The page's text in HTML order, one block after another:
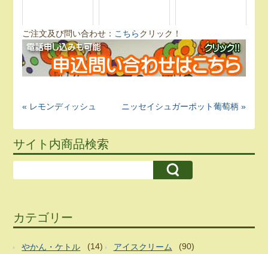
ご注文及び問い合わせ： こちらクリック！
« レモンディッシュ ニッセイシュガーポット葡萄柄 »
サイト内商品検索
カテゴリー
やかん・ケトル (14) アイスクリーム (90)